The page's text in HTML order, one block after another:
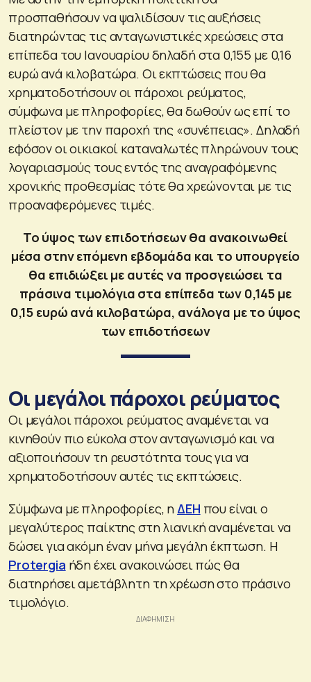
προσπαθήσουν να ψαλιδίσουν τις αυξήσεις
διατηρώντας τις ανταγωνιστικές χρεώσεις στα
επίπεδα του Ιανουαρίου δηλαδή στα 0,155 με 0,16
ευρώ ανά κιλοβατώρα. Οι εκπτώσεις που θα
χρηματοδοτήσουν οι πάροχοι ρεύματος,
σύμφωνα με πληροφορίες, θα δωθούν ως επί το
πλείστον με την παροχή της «συνέπειας». Δηλαδή
εφόσον οι οικιακοί καταναλωτές πληρώνουν τους
λογαριασμούς τους εντός της αναγραφόμενης
χρονικής προθεσμίας τότε θα χρεώνονται με τις
προαναφερόμενες τιμές.
Το ύψος των επιδοτήσεων θα ανακοινωθεί
μέσα στην επόμενη εβδομάδα και το υπουργείο
θα επιδιώξει με αυτές να προσγειώσει τα
πράσινα τιμολόγια στα επίπεδα των 0,145 με
0,15 ευρώ ανά κιλοβατώρα, ανάλογα με το ύψος
των επιδοτήσεων
Οι μεγάλοι πάροχοι ρεύματος
Οι μεγάλοι πάροχοι ρεύματος αναμένεται να
κινηθούν πιο εύκολα στον ανταγωνισμό και να
αξιοποιήσουν τη ρευστότητα τους για να
χρηματοδοτήσουν αυτές τις εκπτώσεις.
Σύμφωνα με πληροφορίες, η ΔΕΗ που είναι ο
μεγαλύτερος παίκτης στη λιανική αναμένεται να
δώσει για ακόμη έναν μήνα μεγάλη έκπτωση. Η
Protergia ήδη έχει ανακοινώσει πώς θα
διατηρήσει αμετάβλητη τη χρέωση στο πράσινο
τιμολόγιο.